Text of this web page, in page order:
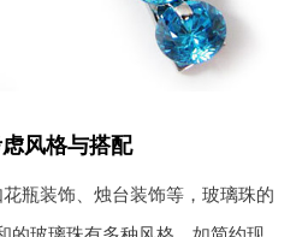
风格与搭配
瓶装饰、烛台装饰等，玻璃珠的